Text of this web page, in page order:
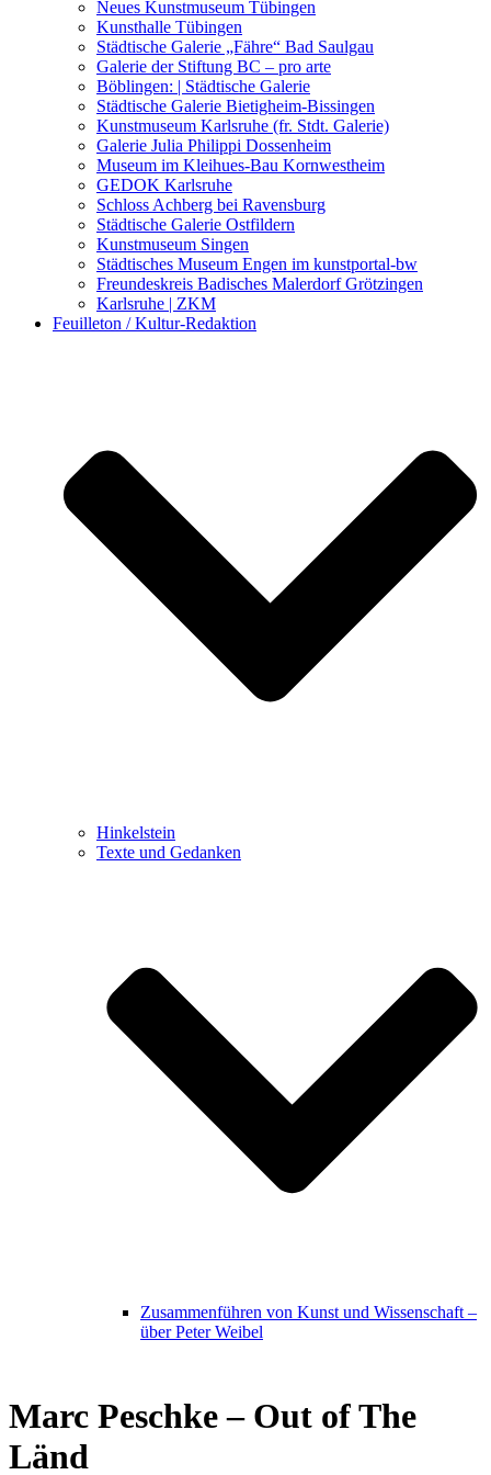
Kunstwettbewerbe, Ausschreibungen für Künstler
Neues Kunstmuseum Tübingen
Kunsthalle Tübingen
Städtische Galerie „Fähre“ Bad Saulgau
Galerie der Stiftung BC – pro arte
Böblingen: | Städtische Galerie
Städtische Galerie Bietigheim-Bissingen
Kunstmuseum Karlsruhe (fr. Stdt. Galerie)
Galerie Julia Philippi Dossenheim
Museum im Kleihues-Bau Kornwestheim
GEDOK Karlsruhe
Schloss Achberg bei Ravensburg
Städtische Galerie Ostfildern
Kunstmuseum Singen
Städtisches Museum Engen im kunstportal-bw
Freundeskreis Badisches Malerdorf Grötzingen
Karlsruhe | ZKM
Feuilleton / Kultur-Redaktion
Hinkelstein
Texte und Gedanken
Zusammenführen von Kunst und Wissenschaft –
über Peter Weibel
Marc Peschke – Out of The
Länd